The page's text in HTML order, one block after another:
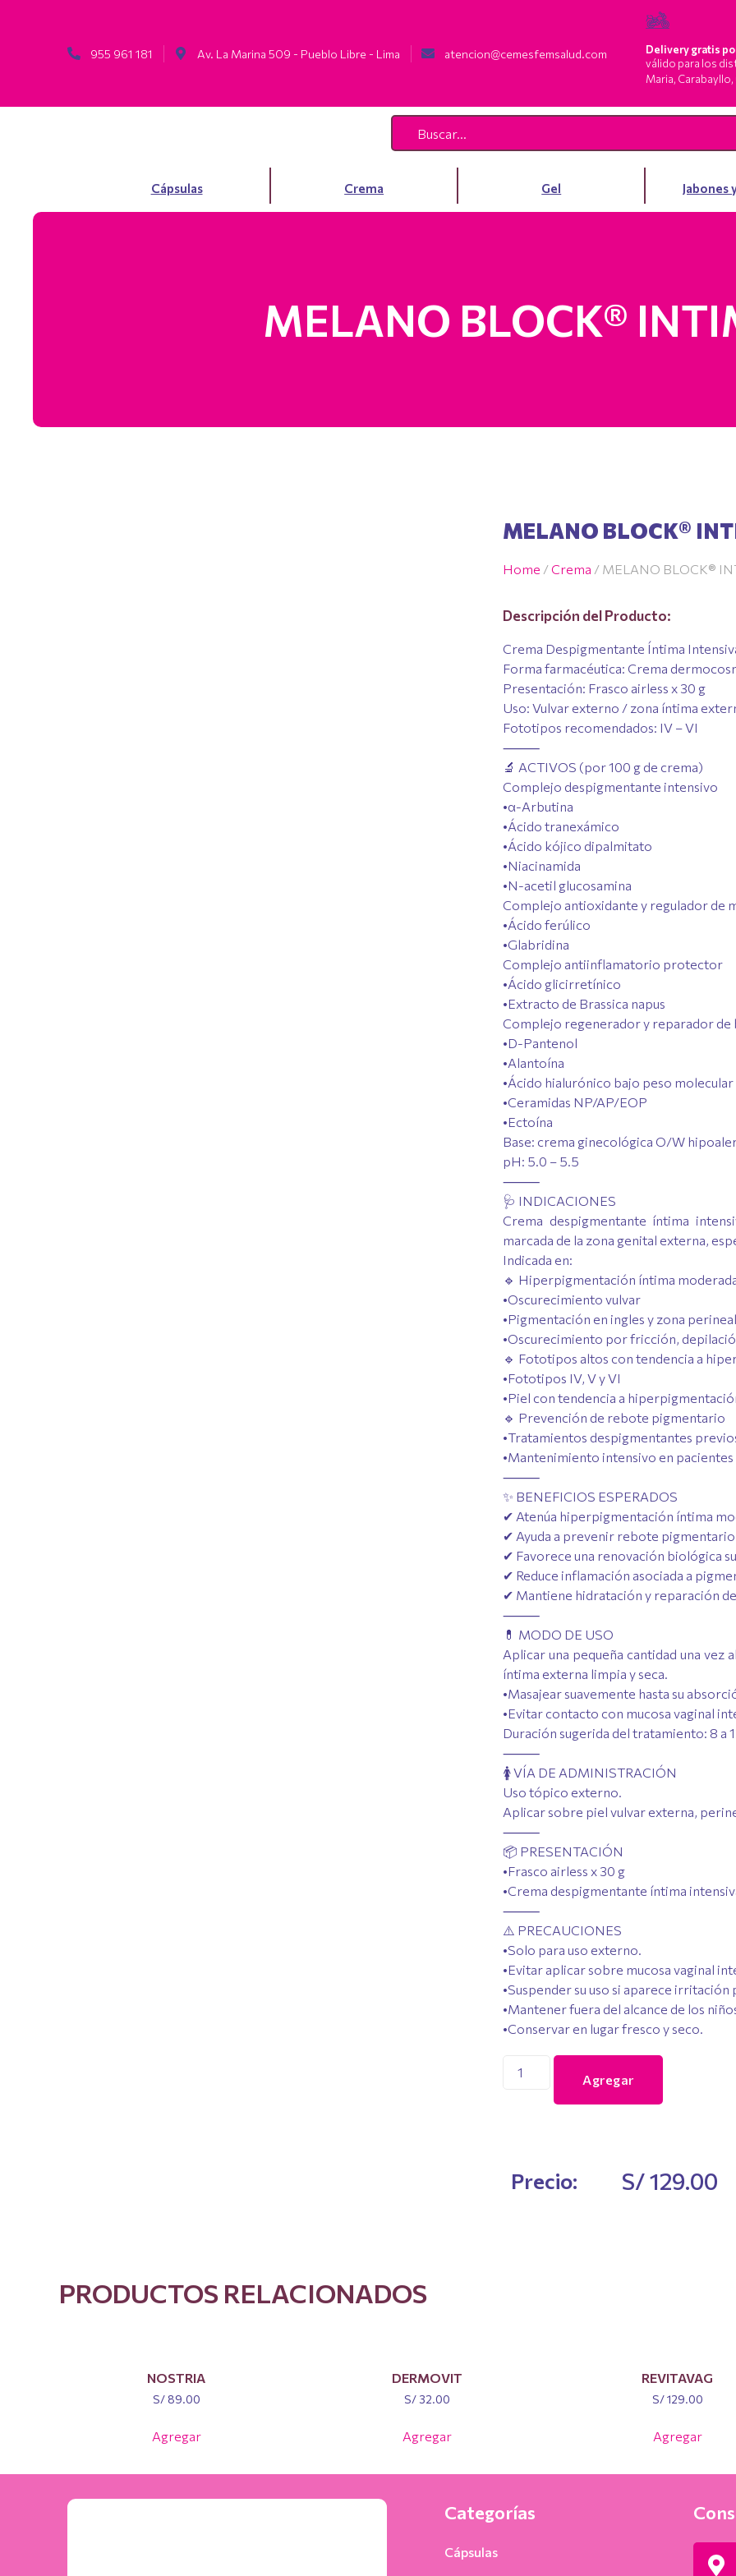
955 961 181 Av. La Marina 509 - Pueblo Libre - Lima atencion@cemesfemsalud.com
Delivery gratis
válido para los
Maria,
Cápsulas Crema Gel Jabones
MELANO BLOCK®
MELANO BLOCK®
Home /Crema / MELANO BLOCK®
Descripción del Producto:
Crema Despigmentante Íntima
Forma farmacéutica: Crema
Presentación: Frasco airless x 30 g
Uso: Vulvar externo / zona íntima
Fototipos recomendados: IV – VI
⸻
🔬 ACTIVOS (por 100 g de crema)
Complejo despigmentante intensivo
•α-Arbutina
•Ácido tranexámico
•Ácido kójico dipalmitato
•Niacinamida
•N-acetil glucosamina
Complejo antioxidante y regulador de
•Ácido ferúlico
•Glabridina
Complejo antiinflamatorio protector
•Ácido glicirretínico
•Extracto de Brassica napus
Complejo regenerador y reparador de
•D-Pantenol
•Alantoína
•Ácido hialurónico bajo peso molecular
•Ceramidas NP/AP/EOP
•Ectoína
Base: crema ginecológica O/W
pH: 5.0 – 5.5
⸻
🩺 INDICACIONES
Crema despigmentante íntima
marcada de la zona genital externa,
Indicada en:
🔹 Hiperpigmentación íntima
•Oscurecimiento vulvar
•Pigmentación en ingles y zona perineal
•Oscurecimiento por fricción,
🔹 Fototipos altos con tendencia a
•Fototipos IV, V y VI
•Piel con tendencia a
🔹 Prevención de rebote pigmentario
•Tratamientos despigmentantes
•Mantenimiento intensivo en
⸻
✨ BENEFICIOS ESPERADOS
✔ Atenúa hiperpigmentación íntima
✔ Ayuda a prevenir rebote pigmentario
✔ Favorece una renovación biológica
✔ Reduce inflamación asociada a
✔ Mantiene hidratación y reparación
⸻
💊 MODO DE USO
Aplicar una pequeña cantidad una
íntima externa limpia y seca.
•Masajear suavemente hasta su
•Evitar contacto con mucosa vaginal
Duración sugerida del tratamiento: 8 a
⸻
🚺 VÍA DE ADMINISTRACIÓN
Uso tópico externo.
Aplicar sobre piel vulvar externa,
⸻
📦 PRESENTACIÓN
•Frasco airless x 30 g
•Crema despigmentante íntima
⸻
⚠️ PRECAUCIONES
•Solo para uso externo.
•Evitar aplicar sobre mucosa vaginal
•Suspender su uso si aparece irritación
•Mantener fuera del alcance de los
•Conservar en lugar fresco y seco.
Agregar
Precio: S/129.00
PRODUCTOS RELACIONADOS
NOSTRIA
S/89.00
Agregar
DERMOVIT
S/32.00
Agregar
REVITAVAG
S/129.00
Agregar
Categorías
Cápsulas